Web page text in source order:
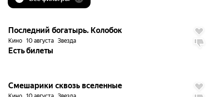
1.7
Последний богатырь. Колобок
Кино 10 августа Звезда
Есть билеты
Смешарики сквозь вселенные